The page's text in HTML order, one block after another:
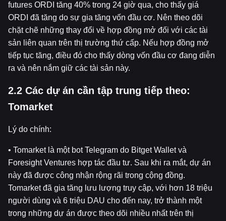
futures ORDI tăng 40% trong 24 giờ qua, cho thấy giá
ORDI đã tăng do sự gia tăng vốn đầu cơ. Nên theo dõi
chặt chẽ những thay đổi về hợp đồng mở đối với các tài
sản liên quan trên thị trường thứ cấp. Nếu hợp đồng mở
tiếp tục tăng, điều đó cho thấy dòng vốn đầu cơ đang diễn
ra và nên nắm giữ các tài sản này.
2.2 Các d ựán cần tập trung tiếp theo:
Tomarket
Lý do chính:
• Tomarket là một bot Telegram do Bitget Wallet và
Foresight Ventures hợp tác đầu tư. Sau khi ra mắt, dự án
này đã được công nhận rộng rãi trong cộng đồng.
Tomarket đã gia tăng lưu lượng truy cập, với hơn 18 triệu
người dùng và 6 triệu DAU cho đến nay, trở thành một
trong những dự án được theo dõi nhiều nhất trên thị